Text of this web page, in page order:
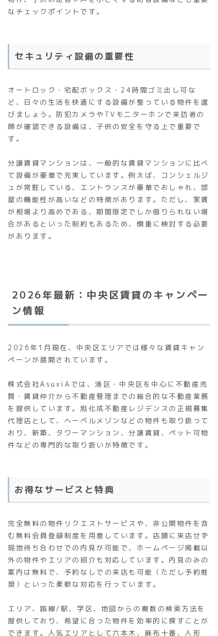
なチェックポイントです。
セキュリティ設備の重要性
オートロック・宅配ボックス・24時間ゴミ出し可な
ど、日々の生活を快適にする設備が整っている物件を選
びましょう。防犯カメラやTVモニターホンで来訪者の
顔が確認できる設備は、子供の安全を守る上で重要で
す。
分譲賃貸マンションは、一般的な賃貸マンションに比べ
て設備が豪華で充実しています。例えば、コンシェルジ
ュが常駐している、エントランスが豪華でおしゃれ、部
屋の機能性が高いなどの特徴があります。ただし、家賃
が相場より高めである、期間限定でしか借りられない場
合があるといった制約もあるため、慎重に検討する必要
があります。
2026年最新：中央区賃貸のキャンペー
ン情報
2026年1月現在、中央区エリアでは様々な賃貸キャン
ペーンが展開されています。
株式会社AsuxiAでは、港区・中央区を中心に不動産売
買・賃貸仲介から不動産管理までの総合的な不動産業務
を提供しています。旭化成不動産レジデンスの正規募集
代理店として、ヘーベルメゾンなどの物件も取り扱って
おり、新築、タワーマンション、分譲賃貸、ペット可物
件などの専門的な取り扱いが特徴です。
お得なサービスと特典
完全無料の物件リクエストサービスや、非公開物件を含
む無料会員登録制度を用意しています。店舗に来店せず
現地待ち合わせでの内見が可能で、ホームページ掲載以
外の物件やエリアの紹介も対応しています。内見のみの
案内は無料で、予約なしでの来店も可能（ただし予約推
奨）といった柔軟な対応を行っています。
エリア、路線/駅、学区、地図からの複数の検索方法を
提供しており、希望に合った物件を効率的に探すことが
できます。人気エリアとして六本木、麻布十番、人形